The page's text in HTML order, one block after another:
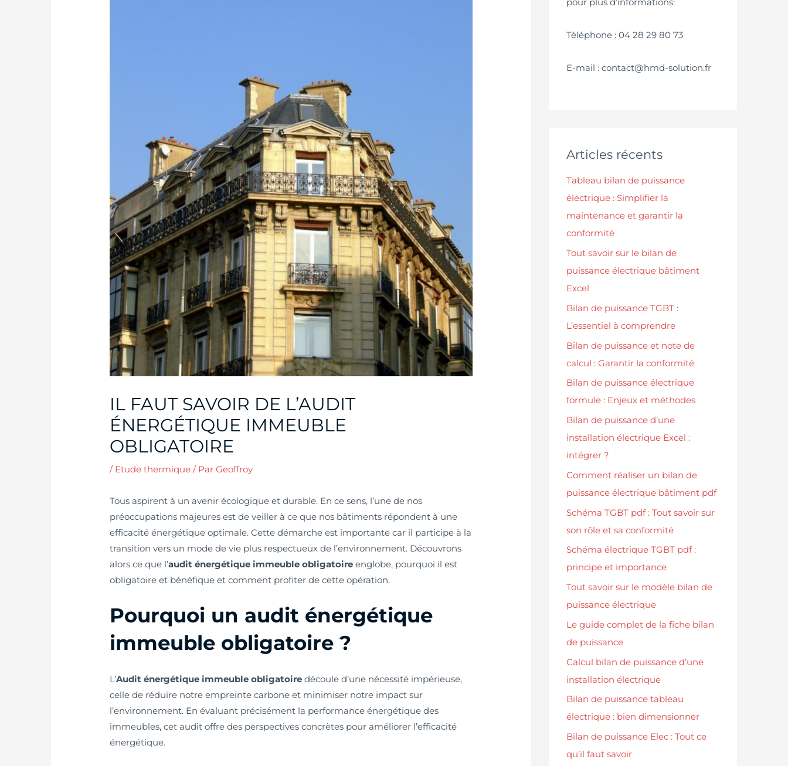
IL FAUT SAVOIR DE L’AUDIT
ÉNERGÉTIQUE IMMEUBLE
OBLIGATOIRE
/ Etude thermique / ParGeoffroy
Tous aspirent à un avenir écologique et durable. En ce sens, l’une de nos
préoccupations majeures est de veiller à ce que nos bâtiments répondent à une
efficacité énergétique optimale. Cette démarche est importante car il participe à la
transition vers un mode de vie plus respectueux de l’environnement. Découvrons
alors ce que l’audit énergétique immeuble obligatoire englobe, pourquoi il est
obligatoire et bénéfique et comment profiter de cette opération.
Pourquoi un audit énergétique
immeuble obligatoire ?
L’Audit énergétique immeuble obligatoiredécoule d’une nécessité impérieuse,
celle de réduire notre empreinte carbone et minimiser notre impact sur
l’environnement. En évaluant précisément la performance énergétique des
immeubles, cet audit offre des perspectives concrètes pour améliorer l’efficacité
énergétique.
Téléphone : 04 28 29 80 73
E-mail : contact@hmd-solution.fr
Articles récents
Tableau bilan de puissance
électrique : Simplifier la
maintenance et garantir la
conformité
Tout savoir sur le bilan de
puissance électrique bâtiment
Excel
Bilan de puissance TGBT :
L’essentiel à comprendre
Bilan de puissance et note de
calcul : Garantir la conformité
Bilan de puissance électrique
formule : Enjeux et méthodes
Bilan de puissance d’une
installation électrique Excel :
intégrer ?
Comment réaliser un bilan de
puissance électrique bâtiment pdf
Schéma TGBT pdf : Tout savoir sur
son rôle et sa conformité
Schéma électrique TGBT pdf :
principe et importance
Tout savoir sur le modèle bilan de
puissance électrique
Le guide complet de la fiche bilan
de puissance
Calcul bilan de puissance d’une
installation électrique
Bilan de puissance tableau
électrique : bien dimensionner
Bilan de puissance Elec : Tout ce
qu’il faut savoir